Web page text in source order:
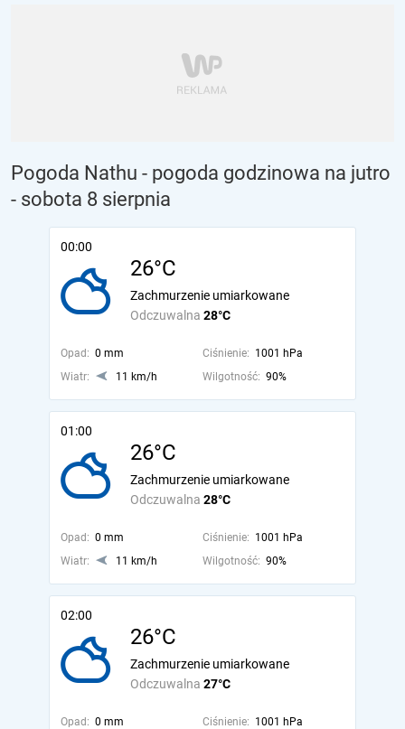
Pogoda Nathu - pogoda godzinowa na jutro
- sobota 8 sierpnia
00:00
26°C
Odczuwalna 28°C
Zachmurzenie umiarkowane
Opad: 0 mm Ciśnienie: 1001 hPa
Wiatr:
11 km/h Wilgotność: 90%
01:00
26°C
Odczuwalna 28°C
Zachmurzenie umiarkowane
Opad: 0 mm Ciśnienie: 1001 hPa
Wiatr:
11 km/h Wilgotność: 90%
02:00
26°C
Odczuwalna 27°C
Zachmurzenie umiarkowane
Opad: 0 mm Ciśnienie: 1001 hPa